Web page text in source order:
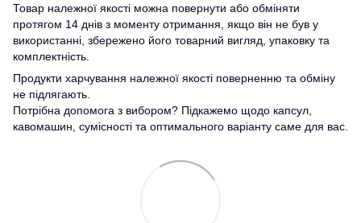
Товар належної якості можна повернути або обміняти
протягом 14 днів з моменту отримання, якщо він не був у
використанні, збережено його товарний вигляд, упаковку та
комплектність.
Продукти харчування належної якості поверненню та обміну
не підлягають.
Потрібна допомога з вибором? Підкажемо щодо капсул,
кавомашин, сумісності та оптимального варіанту саме для вас.